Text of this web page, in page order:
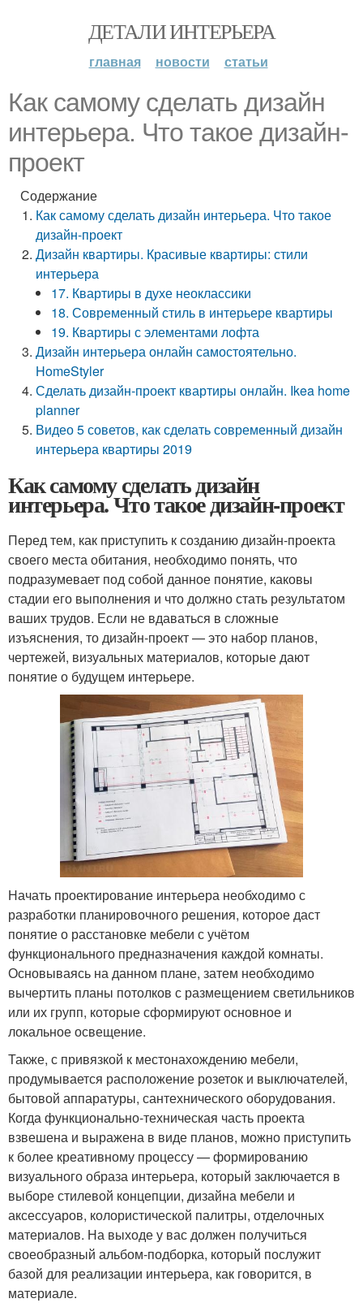
ДЕТАЛИ ИНТЕРЬЕРА
главная новости статьи
Как самому сделать дизайн
интерьера. Что такое дизайн-
проект
Содержание
Как самому сделать дизайн интерьера. Что такое
дизайн-проект
Дизайн квартиры. Красивые квартиры: стили
интерьера
17. Квартиры в духе неоклассики
18. Современный стиль в интерьере квартиры
19. Квартиры с элементами лофта
Дизайн интерьера онлайн самостоятельно.
HomeStyler
Сделать дизайн-проект квартиры онлайн. Ikea home
planner
Видео 5 советов, как сделать современный дизайн
интерьера квартиры 2019
Как самому сделать дизайн
интерьера. Что такое дизайн-проект
Перед тем, как приступить к созданию дизайн-проекта
своего места обитания, необходимо понять, что
подразумевает под собой данное понятие, каковы
стадии его выполнения и что должно стать результатом
ваших трудов. Если не вдаваться в сложные
изъяснения, то дизайн-проект — это набор планов,
чертежей, визуальных материалов, которые дают
понятие о будущем интерьере.
Начать проектирование интерьера необходимо с
разработки планировочного решения, которое даст
понятие о расстановке мебели с учётом
функционального предназначения каждой комнаты.
Основываясь на данном плане, затем необходимо
вычертить планы потолков с размещением светильников
или их групп, которые сформируют основное и
локальное освещение.
Также, с привязкой к местонахождению мебели,
продумывается расположение розеток и выключателей,
бытовой аппаратуры, сантехнического оборудования.
Когда функционально-техническая часть проекта
взвешена и выражена в виде планов, можно приступить
к более креативному процессу — формированию
визуального образа интерьера, который заключается в
выборе стилевой концепции, дизайна мебели и
аксессуаров, колористической палитры, отделочных
материалов. На выходе у вас должен получиться
своеобразный альбом-подборка, который послужит
базой для реализации интерьера, как говорится, в
материале.